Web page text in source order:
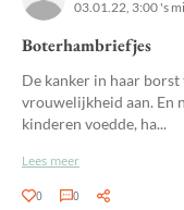
03.01.22, 3:00 's
Boterhambriefjes
De kanker in haar
vrouwelijkheid aan. En
kinderen voedde, ha...
Lees meer
0 0